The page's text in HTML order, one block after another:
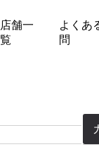
店舗一
覧
よくあ
問